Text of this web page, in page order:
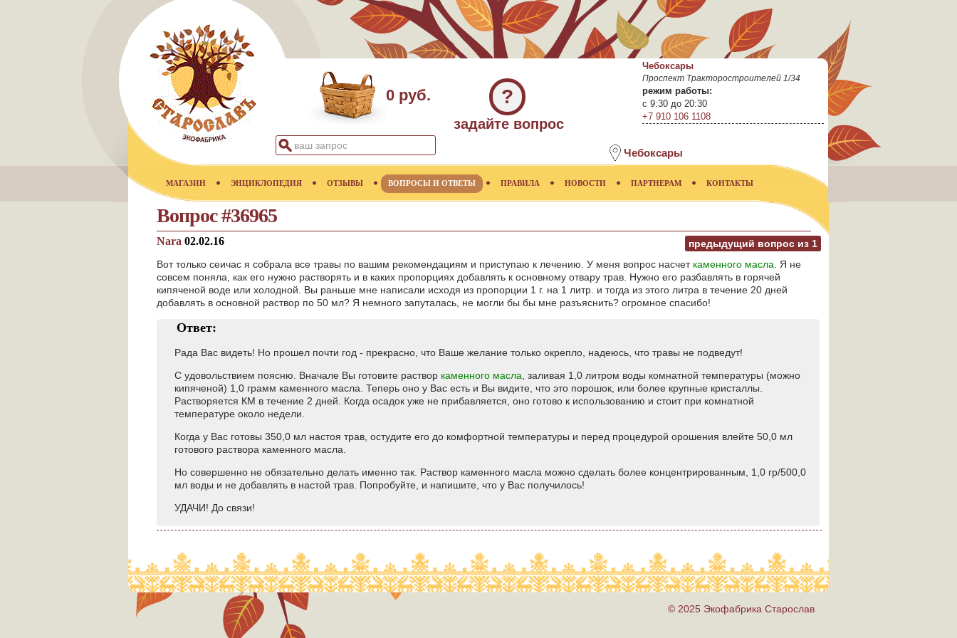
0 руб. ?
задайте вопрос
Чебоксары
Проспект Тракторостроителей 1/34
режим работы:
с 9:30 до 20:30
+7 910 106 1108
Чебоксары
МАГАЗИН ЭНЦИКЛОПЕДИЯ ОТЗЫВЫ ВОПРОСЫ И ОТВЕТЫ ПРАВИЛА НОВОСТИ ПАРТНЕРАМ КОНТАКТЫ
Вопрос #36965
предыдущий вопрос из 1
Nara 02.02.16
Вот только сеичас я собрала все травы по вашим рекомендациям и приступаю к лечению. У меня вопрос насчет каменного масла . Я не
совсем поняла, как его нужно растворять и в каких пропорциях добавлять к основному отвару трав. Нужно его разбавлять в горячей
кипяченой воде или холодной. Вы раньше мне написали исходя из пропорции 1 г. на 1 литр. и тогда из этого литра в течение 20 дней
добавлять в основной раствор по 50 мл? Я немного запуталась, не могли бы бы мне разъяснить? огромное спасибо!
Ответ:
Рада Вас видеть! Но прошел почти год - прекрасно, что Ваше желание только окрепло, надеюсь, что травы не подведут!
С удовольствием поясню. Вначале Вы готовите раствор каменного масла , заливая 1,0 литром воды комнатной температуры (можно
кипяченой) 1,0 грамм каменного масла. Теперь оно у Вас есть и Вы видите, что это порошок, или более крупные кристаллы.
Растворяется КМ в течение 2 дней. Когда осадок уже не прибавляется, оно готово к использованию и стоит при комнатной
температуре около недели.
Когда у Вас готовы 350,0 мл настоя трав, остудите его до комфортной температуры и перед процедурой орошения влейте 50,0 мл
готового раствора каменного масла.
Но совершенно не обязательно делать именно так. Раствор каменного масла можно сделать более концентрированным, 1,0 гр/500,0
мл воды и не добавлять в настой трав. Попробуйте, и напишите, что у Вас получилось!
УДАЧИ! До связи!
© 2025 Экофабрика Старослав